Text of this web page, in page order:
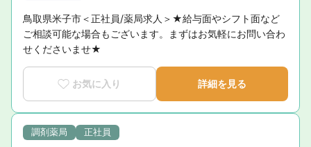
鳥取県米子市＜正社員/薬局求人＞★給与面やシフト面など
ご相談可能な場合もございます。まずはお気軽にお問い合わ
せくださいませ★
お気に入り 詳細を見る
調剤薬局 正社員